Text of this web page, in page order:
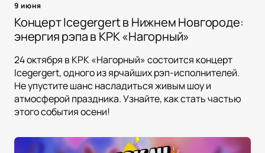
9 июня
Концерт Icegergert в Нижнем Новгороде:
энергия рэпа в КРК «Нагорный»
24 октября в КРК «Нагорный» состоится концерт
Icegergert, одного из ярчайших рэп-исполнителей.
Не упустите шанс насладиться живым шоу и
атмосферой праздника. Узнайте, как стать частью
этого события осени!